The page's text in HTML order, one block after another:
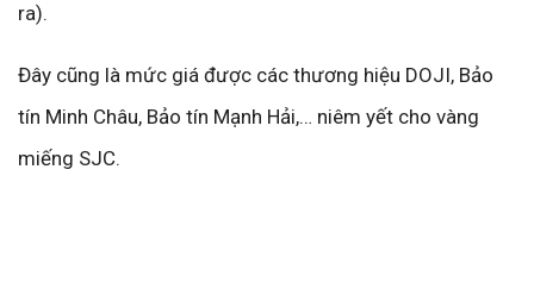
ra).
Đây cũng là mức giá được các thương hiệu DOJI, Bảo
tín Minh Châu, Bảo tín Mạnh Hải,… niêm yết cho vàng
miếng SJC.